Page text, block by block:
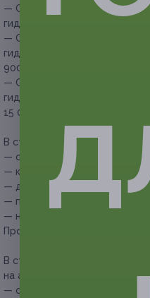
— Скидка 51% на 1 процедуру
гидропилингалица
— Скидка 53% на 3
гидропилингалица
9000 руб.)
— Скидка 55% на 5 процедур
гидропилингалица
15 000 руб.)
В стоимость купона на RF-
— оценка состояния кожи;
— консультация косметолога;
— демакияж;
— проведение RF-лифтинга;
— нанесение крема по типу
Продолжительность
В стоимость купона на
на аппарате «Дермапен»
— оценка состояния кожи;